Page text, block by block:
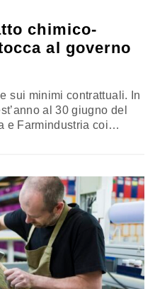
chimico-
al governo
sui minimi contrattuali. In
al 30 giugno del
e Farmindustria coi